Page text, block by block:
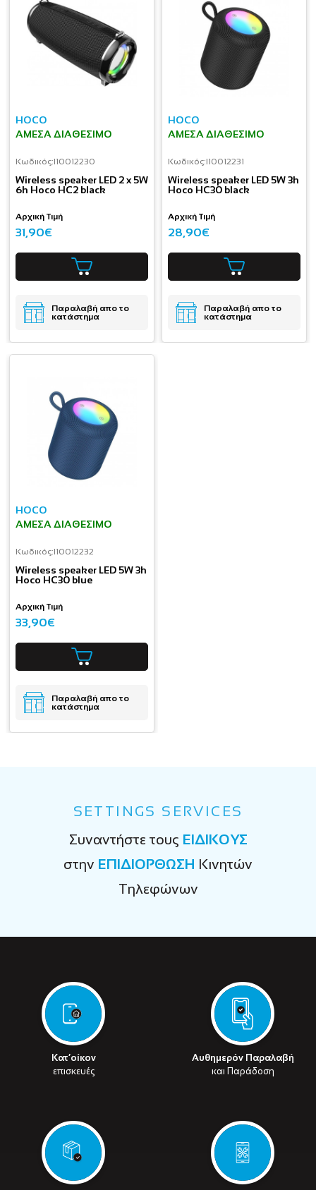
HOCO
ΆΜΕΣΑ ΔΙΑΘΈΣΙΜΟ
Κωδικός:I10012230
Wireless speaker LED 2 x 5W
6h Hoco HC2 black
Αρχική Τιμή
31,90€
Παραλαβή απο το
κατάστημα
HOCO
ΆΜΕΣΑ ΔΙΑΘΈΣΙΜΟ
Κωδικός:I10012231
Wireless speaker LED 5W 3h
Hoco HC30 black
Αρχική Τιμή
28,90€
Παραλαβή απο το
κατάστημα
HOCO
ΆΜΕΣΑ ΔΙΑΘΈΣΙΜΟ
Κωδικός:I10012232
Wireless speaker LED 5W 3h
Hoco HC30 blue
Αρχική Τιμή
33,90€
Παραλαβή απο το
κατάστημα
SETTINGS SERVICES
Συναντήστε τους ΕΙΔΙΚΟΥΣ
στην ΕΠΙΔΙΟΡΘΩΣΗ Κινητών
Τηλεφώνων
Κατ’οίκον
επισκευές
Αυθημερόν Παραλαβή
και Παράδοση